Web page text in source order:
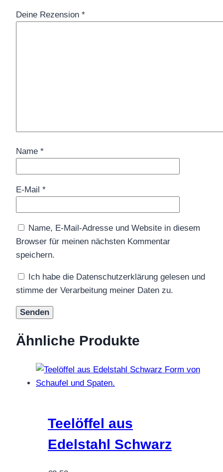
Deine Rezension *
Name *
E-Mail *
Name, E-Mail-Adresse und Website in diesem
Browser für meinen nächsten Kommentar
speichern.
Ich habe die Datenschutzerklärung gelesen und
stimme der Verarbeitung meiner Daten zu.
Ähnliche Produkte
Teelöffel aus
Edelstahl Schwarz